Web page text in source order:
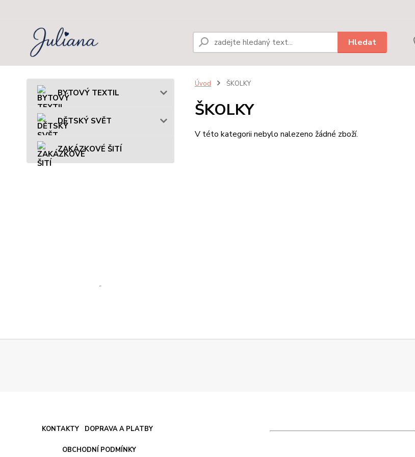
Hledat
BYTOVÝ TEXTIL
DĚTSKÝ SVĚT
ZAKÁZKOVÉ ŠITÍ
Úvod ŠKOLKY
ŠKOLKY
V této kategorii nebylo nalezeno žádné zboží.
KONTAKTY DOPRAVA A PLATBY
OBCHODNÍ PODMÍNKY